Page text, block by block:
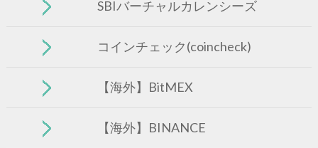
SBIバーチャルカレンシーズ
コインチェック(coincheck)
【海外】BitMEX
【海外】BINANCE